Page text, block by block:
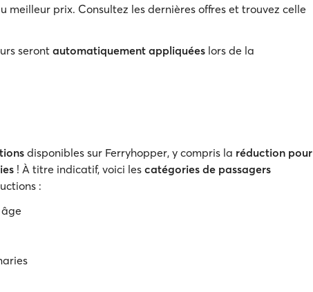
meilleur prix. Consultez les dernières offres et trouvez celle
seront automatiquement appliquées lors de la
disponibles sur Ferryhopper, y compris la réduction pour
! À titre indicatif, voici les catégories de passagers
:
âge